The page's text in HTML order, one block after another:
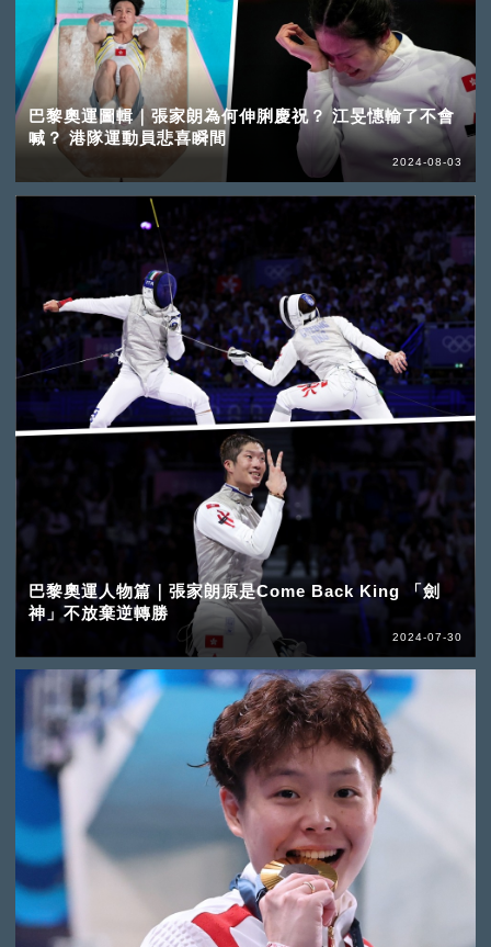
巴黎奧運圖輯｜張家朗為何伸脷慶祝？ 江旻憓輸了不會
喊？ 港隊運動員悲喜瞬間
2024-08-03
巴黎奧運人物篇｜張家朗原是Come Back King 「劍
神」不放棄逆轉勝
2024-07-30